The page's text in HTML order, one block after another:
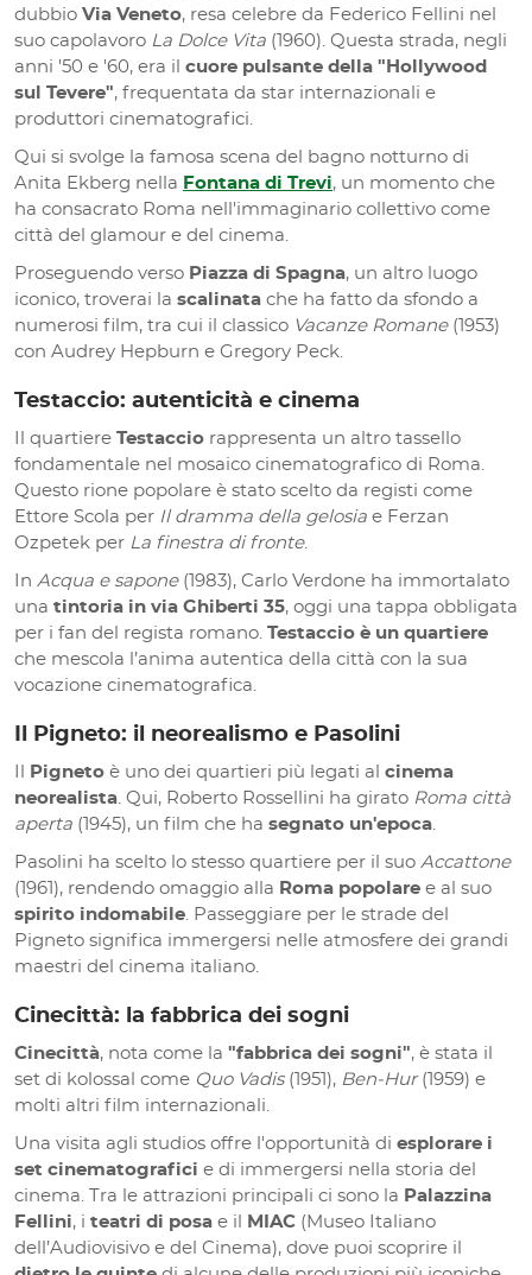
dubbio Via Veneto, resa celebre da Federico Fellini nel
suo capolavoro La Dolce Vita (1960). Questa strada, negli
anni '50 e '60, era il cuore pulsante della "Hollywood
sul Tevere", frequentata da star internazionali e
produttori cinematografici.
Qui si svolge la famosa scena del bagno notturno di
Anita Ekberg nella Fontana di Trevi, un momento che
ha consacrato Roma nell'immaginario collettivo come
città del glamour e del cinema.
Proseguendo verso Piazza di Spagna, un altro luogo
iconico, troverai la scalinata che ha fatto da sfondo a
numerosi film, tra cui il classico Vacanze Romane(1953)
con Audrey Hepburn e Gregory Peck.
Testaccio: autenticità e cinema
Il quartiere Testaccio rappresenta un altro tassello
fondamentale nel mosaico cinematografico di Roma.
Questo rione popolare è stato scelto da registi come
Ettore Scola per Il dramma della gelosia e Ferzan
Ozpetek per La finestra di fronte.
In Acqua e sapone(1983), Carlo Verdone ha immortalato
una tintoria in via Ghiberti 35, oggi una tappa obbligata
per i fan del regista romano. Testaccio è un quartiere
che mescola l’anima autentica della città con la sua
vocazione cinematografica.
Il Pigneto: il neorealismo e Pasolini
Pigneto è uno dei quartieri più legati al cinema
neorealista. Qui, Roberto Rossellini ha girato Roma città
aperta (1945), un film che ha segnato un'epoca.
Pasolini ha scelto lo stesso quartiere per il suo Accattone
(1961), rendendo omaggio alla Roma popolare e al suo
spirito indomabile. Passeggiare per le strade del
Pigneto significa immergersi nelle atmosfere dei grandi
maestri del cinema italiano.
Cinecittà: la fabbrica dei sogni
Cinecittà, nota come la "fabbrica dei sogni", è stata il
set di kolossal come Quo Vadis(1951), Ben-Hur(1959) e
molti altri film internazionali.
Una visita agli studios offre l'opportunità di esplorare i
set cinematografici e di immergersi nella storia del
cinema. Tra le attrazioni principali ci sono la Palazzina
Fellini, i teatri di posa e il MIAC (Museo Italiano
dell’Audiovisivo e del Cinema), dove puoi scoprire il